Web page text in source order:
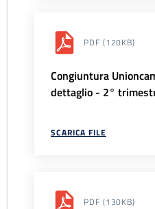
PDF (120KB)
Congiuntura
dettaglio - 2°
SCARICA FILE
PDF (130KB)